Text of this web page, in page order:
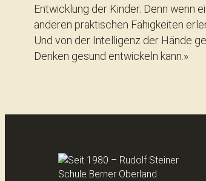
Entwicklung der Kinder. Denn wenn
anderen praktischen Fähigkeiten
Und von der Intelligenz der Hände
Denken gesund entwickeln kann.»